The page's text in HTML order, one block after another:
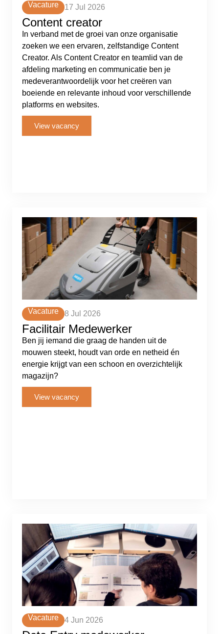
Vacature 17 Jul 2026
Content creator
In verband met de groei van onze organisatie
zoeken we een ervaren, zelfstandige Content
Creator. Als Content Creator en teamlid van de
afdeling marketing en communicatie ben je
medeverantwoordelijk voor het creëren van
boeiende en relevante inhoud voor verschillende
platforms en websites.
View vacancy
Vacature 8 Jul 2026
Facilitair Medewerker
Ben jij iemand die graag de handen uit de
mouwen steekt, houdt van orde en netheid én
energie krijgt van een schoon en overzichtelijk
magazijn?
View vacancy
Vacature 4 Jun 2026